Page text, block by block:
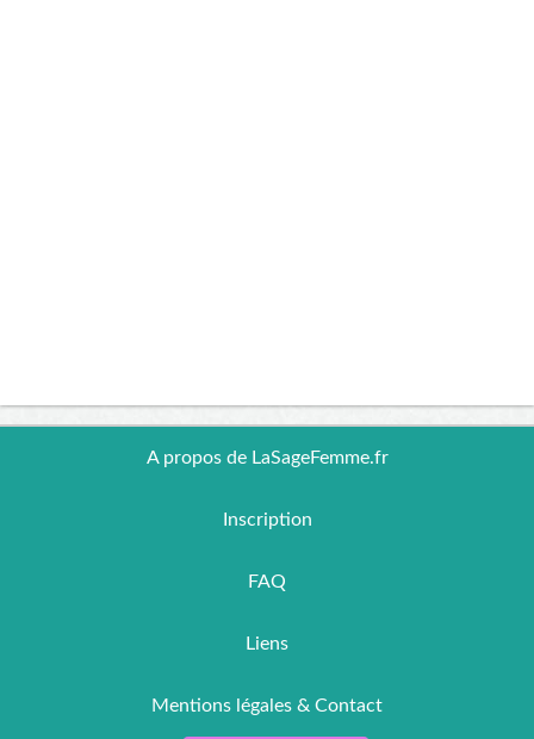
A propos de LaSageFemme.fr
Inscription
FAQ
Liens
Mentions légales & Contact